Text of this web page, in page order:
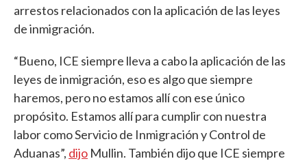
arrestos relacionados con la aplicación de las leyes
de inmigración.
“Bueno, ICE siempre lleva a cabo la aplicación de las
leyes de inmigración, eso es algo que siempre
haremos, pero no estamos allí con ese único
propósito. Estamos allí para cumplir con nuestra
labor como Servicio de Inmigración y Control de
Aduanas”, dijo Mullin. También dijo que ICE siempre